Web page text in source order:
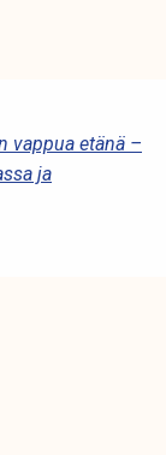
vappua etänä –
ja